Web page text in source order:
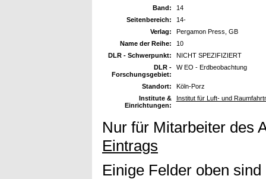
Band:
14
Seitenbereich:
14-
Verlag:
Pergamon Press, GB
Name der Reihe:
10
DLR - Schwerpunkt:
NICHT SPEZIFIZIERT
DLR -
Forschungsgebiet:
W EO - Erdbeobachtung
Standort:
Köln-Porz
Institute &
Einrichtungen:
Institut für Luft- und
Nur für Mitarbeiter des
Eintrags
Einige Felder oben